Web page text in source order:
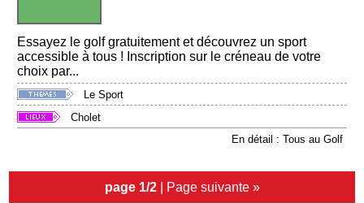
Essayez le golf gratuitement et découvrez un sport
accessible à tous ! Inscription sur le créneau de votre
choix par...
Le Sport
Cholet
En détail : Tous au Golf
page 1/2 | Page suivante »